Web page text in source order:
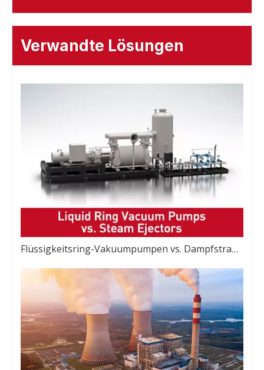
Verwandte Lösungen
Flüssigkeitsring-Vakuumpumpen vs. Dampfstrahler